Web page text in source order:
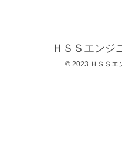
ＨＳＳエンジ
© 2023 ＨＳＳエ